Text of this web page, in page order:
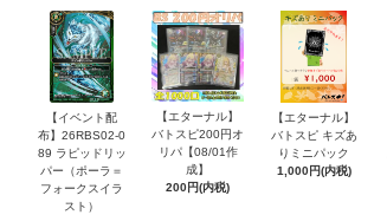
【イベント配
布】26RBS02-0
89 ラピッドリッ
パー（ポーラ＝
フォークスイラ
スト）
【エターナル】
バトスピ200円オ
リパ【08/01作
成】
200円(内税)
【エターナル】
バトスピ キズあ
りミニパック
1,000円(内税)